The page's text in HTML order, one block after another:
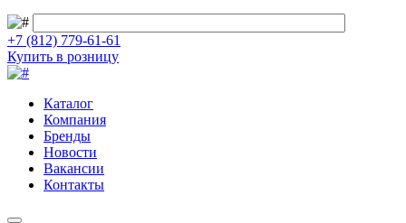
+7 (812) 779-61-61
Купить в розницу
Каталог
Компания
Бренды
Новости
Вакансии
Контакты